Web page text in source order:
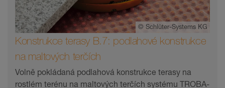
© Schlüter-Systems KG
Konstrukce terasy B.7: podlahové konstrukce
na maltových terčích
Volně pokládaná podlahová konstrukce terasy na
rostlém terénu na maltových terčích systému TROBA-